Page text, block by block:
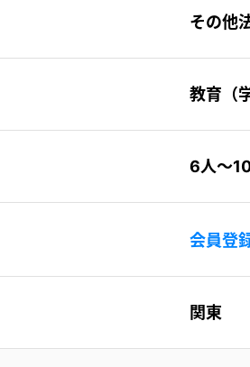
その他
教育（
6人〜
会員登
関東